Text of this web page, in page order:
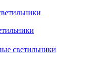
светильники